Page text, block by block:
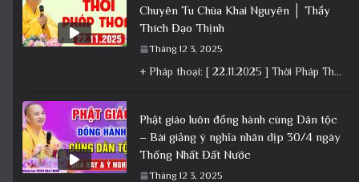
Chuyên Tu Chùa Khai Nguyên │ Thầy
Thích Đạo Thịnh
Tháng 12 3, 2025
+ Pháp thoại: [ 22.11.2025 ] Thời Pháp Thoại – Khóa Chuyên Tu Chùa Khai Nguyên │ Thầy Thích Đạo
Phật giáo luôn đồng hành cùng Dân tộc
– Bài giảng ý nghĩa nhân dịp 30/4 ngày
Thống Nhất Đất Nước
Tháng 12 3, 2025